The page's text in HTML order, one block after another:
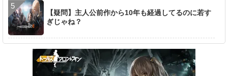
【疑問】主人公前作から10年も経過してるのに若す
ぎじゃね？